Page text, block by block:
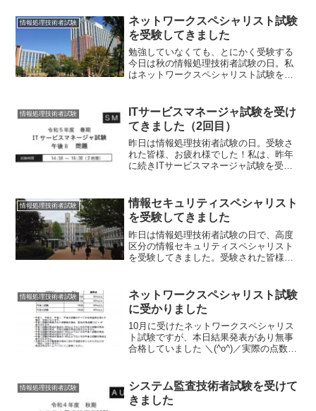
らい前の話になりますが何度か挑戦して
落ちているんですね。当...
情報処理技術者試験
ネットワークスペシャリスト試験
を受験してきました
勉強していなくても、とにかく受験する
今日は秋の情報処理技術者試験の日。私
はネットワークスペシャリスト試験を受
と、家から近くてラッキー。爽やかな秋
晴れの空の下、広々としたキ...
情報処理技術者試験
ITサービスマネージャ試験を受け
てきました（2回目）
昨日は情報処理技術者試験の日。受験さ
れた皆様、お疲れ様でした！私は、昨年
に続きITサービスマネージャ試験を受け
回から希望試験地を都道府県単位でしか
選べなくなりましたが...
情報処理技術者試験
情報セキュリティスペシャリスト
を受験してきました
昨日は情報処理技術者試験の日で、高度
区分の情報セキュリティスペシャリスト
を受験してきました。受験された皆様、
の六角橋キャンパスでした。情報セキュ
リティと応用情報技術者の試...
情報処理技術者試験
ネットワークスペシャリスト試験
に受かりました
10月に受けたネットワークスペシャリス
ト試験ですが、本日結果発表があり無事
合格していました ＼(^o^)／実際の点数は
特に午後Iが正直厳しいかと思っていた
だ...
情報処理技術者試験
システム監査技術者試験を受けて
きました